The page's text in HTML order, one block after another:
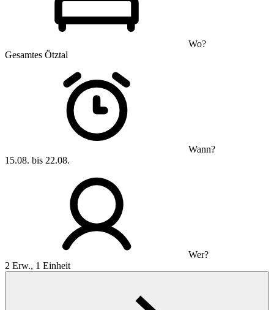
Wo?
Gesamtes Ötztal
Wann?
15.08. bis 22.08.
Wer?
2 Erw., 1 Einheit